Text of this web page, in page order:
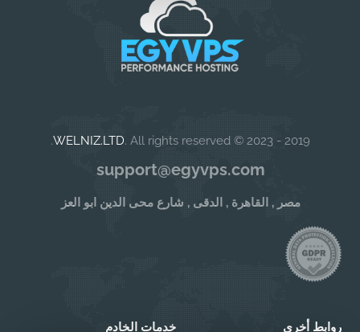
2019 - 2023 ©
WELNIZ.LTD. All rights reserved.
support@egyvps.com
مصر , القاهرة , الدقى , شارع محى الدين ابو العز
روابط أخرى خدمات الخادم